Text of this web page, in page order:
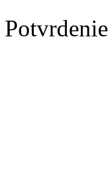
Potvrdenie